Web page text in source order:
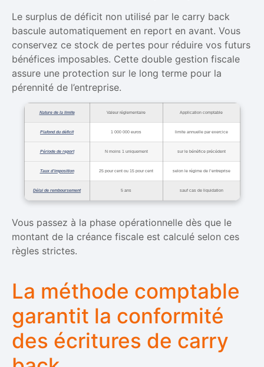
Le surplus de déficit non utilisé par le carry back
bascule automatiquement en report en avant. Vous
conservez ce stock de pertes pour réduire vos futurs
bénéfices imposables. Cette double gestion fiscale
assure une protection sur le long terme pour la
pérennité de l’entreprise.
Nature de la limite Valeur réglementaire Application comptable
Plafond du déficit 1 000 000 euros limite annuelle par exercice
Période de report N moins 1 uniquement sur le bénéfice précédent
Taux d’imposition 25 pour cent ou 15 pour cent selon le régime de l’entreprise
Délai de remboursement 5 ans sauf cas de liquidation
Vous passez à la phase opérationnelle dès que le
montant de la créance fiscale est calculé selon ces
règles strictes.
La méthode comptable
garantit la conformité
des écritures de carry